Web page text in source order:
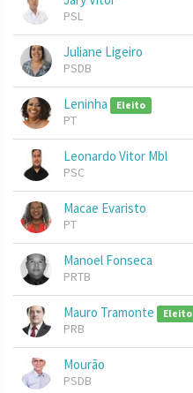
PSL
Juliane Ligeiro
PSDB
Leninha Eleito
PT
Leonardo Vitor Mbl
PSC
Macae Evaristo
PT
Manoel Fonseca
PRTB
Mauro Tramonte Eleito
PRB
Mourão
PSDB